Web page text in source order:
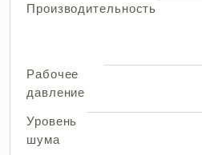
Производительность
Рабочее
давление
Уровень
шума